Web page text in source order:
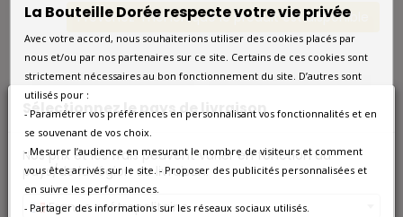
Sélectionnez le pays de livraison
Nos prix et les frais peuvent varier en fonction du
pays/de la région de livraison.
France métropolitaine
Prévenez-moi lorsque le produit est disponible
Millésime
Format
Pays France
Région Bordeaux
La Bouteille Dorée respecte votre vie privée
Avec votre accord, nous souhaiterions utiliser des cookies placés par
nous et/ou par nos partenaires sur ce site. Certains de ces cookies sont
strictement nécessaires au bon fonctionnement du site. D’autres sont
utilisés pour :
- Paramétrer vos préférences en personnalisant vos fonctionnalités et en
se souvenant de vos choix.
- Mesurer l’audience en mesurant le nombre de visiteurs et comment
vous êtes arrivés sur le site. - Proposer des publicités personnalisées et
en suivre les performances.
- Partager des informations sur les réseaux sociaux utilisés.